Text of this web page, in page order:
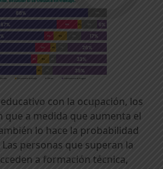
con la ocupación, los
a medida que aumenta el
lo hace la probabilidad
personas que superan la
a formación técnica,